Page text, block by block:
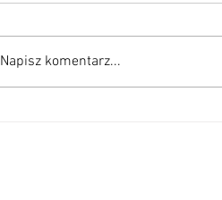
Napisz komentarz...